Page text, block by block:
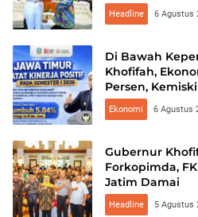
Headline 6 Agustus
Di Bawah
Khofifah,
Persen,
Turun
Ekonomi 6 Agustus
Gubernur
Forkopimda,
Jatim Damai
Headline 5 Agustus